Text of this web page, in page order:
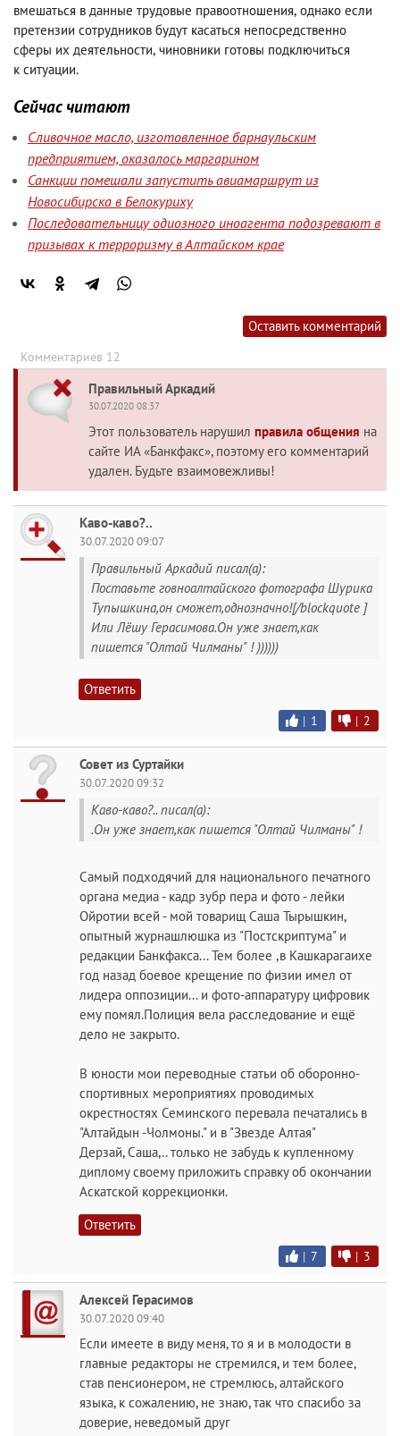
вмешаться в данные трудовые правоотношения, однако если
претензии сотрудников будут касаться непосредственно
сферы их деятельности, чиновники готовы подключиться
к ситуации.
Сейчас читают
Сливочное масло, изготовленное барнаульским
предприятием, оказалось маргарином
Санкции помешали запустить авиамаршрут из
Новосибирска в Белокуриху
Последовательницу одиозного иноагента подозревают в
призывах к терроризму в Алтайском крае
Оставить комментарий
Комментариев 12
Правильный Аркадий
30.07.2020 08:37
Этот пользователь нарушил правила общения на
сайте ИА «Банкфакс», поэтому его комментарий
удален. Будьте взаимовежливы!
Каво-каво?..
30.07.2020 09:07
Правильный Аркадий писал(а):
Поставьте говноалтайского фотографа Шурика
Тупышкина,он сможет,однозначно![/blockquote ]
Или Лёшу Герасимова.Он уже знает,как
пишется "Олтай Чилманы" ! ))))))
Ответить
| 1 | 2
Совет из Суртайки
30.07.2020 09:32
Каво-каво?.. писал(а):
.Он уже знает,как пишется "Олтай Чилманы" !
Самый подходячий для национального печатного
органа медиа - кадр зубр пера и фото - лейки
Ойротии всей - мой товарищ Саша Тырышкин,
опытный журнашлюшка из "Постскриптума" и
редакции Банкфакса... Тем более ,в Кашкарагаихе
год назад боевое крещение по физии имел от
лидера оппозиции... и фото-аппаратуру цифровик
ему помял.Полиция вела расследование и ещё
дело не закрыто.
В юности мои переводные статьи об оборонно-
спортивных мероприятиях проводимых
окрестностях Семинского перевала печатались в
"Алтайдын -Чолмоны." и в "Звезде Алтая"
Дерзай, Саша,.. только не забудь к купленному
диплому своему приложить справку об окончании
Аскатской коррекционки.
Ответить
| 7 | 3
Алексей Герасимов
30.07.2020 09:40
Если имеете в виду меня, то я и в молодости в
главные редакторы не стремился, и тем более,
став пенсионером, не стремлюсь, алтайского
языка, к сожалению, не знаю, так что спасибо за
доверие, неведомый друг